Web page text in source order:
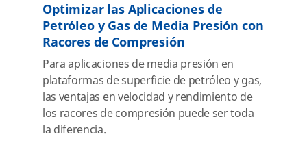
Optimizar las Aplicaciones de
Petróleo y Gas de Media Presión con
Racores de Compresión
Para aplicaciones de media presión en
plataformas de superficie de petróleo y gas,
las ventajas en velocidad y rendimiento de
los racores de compresión puede ser toda
la diferencia.